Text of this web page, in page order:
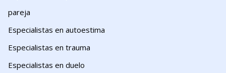
pareja
Especialistas en autoestima
Especialistas en trauma
Especialistas en duelo